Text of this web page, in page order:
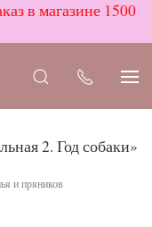
в магазине 1500
2. Год собаки»
и пряников